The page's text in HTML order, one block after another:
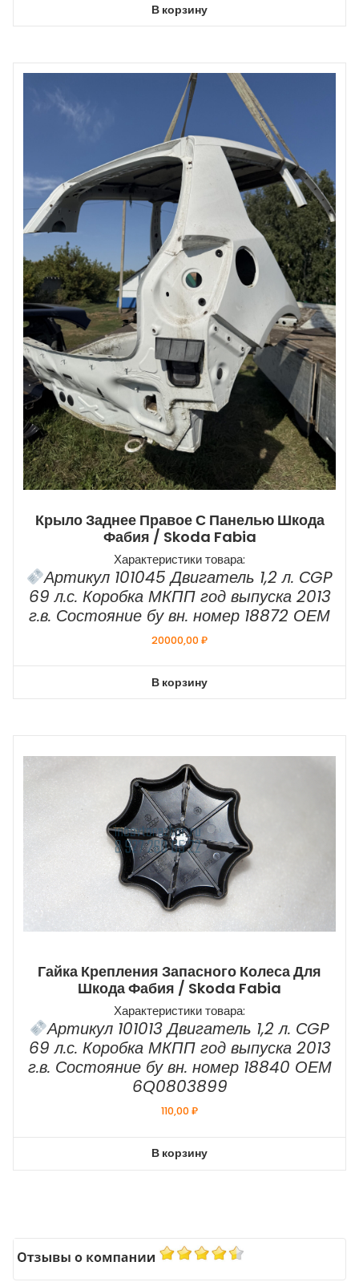
В корзину
Крыло Заднее Правое С Панелью Шкода
Фабия / Skoda Fabia
Характеристики товара:
Артикул 101045 Двигатель 1,2 л. СGP
69 л.с. Коробка МКПП год выпуска 2013
г.в. Состояние бу вн. номер 18872 ОЕМ
20000,00₽
В корзину
Гайка Крепления Запасного Колеса Для
Шкода Фабия / Skoda Fabia
Характеристики товара:
Артикул 101013 Двигатель 1,2 л. СGP
69 л.с. Коробка МКПП год выпуска 2013
г.в. Состояние бу вн. номер 18840 ОЕМ
6Q0803899
110,00₽
В корзину